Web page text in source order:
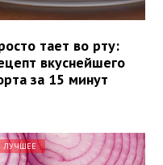
тает во рту:
вкуснейшего
за 15 минут
ЛУЧШЕЕ